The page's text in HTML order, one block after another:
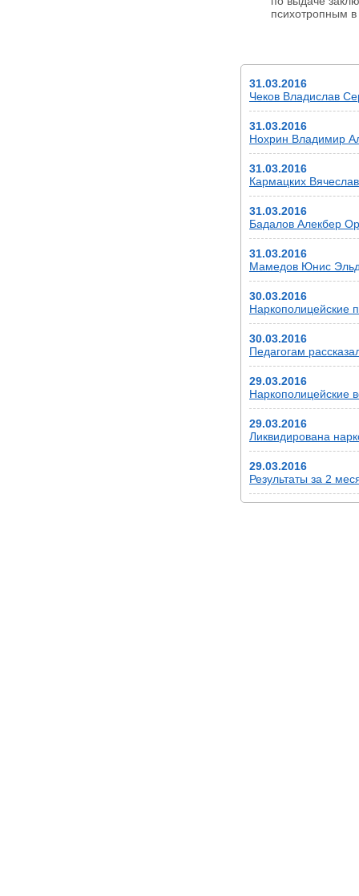
психотропным
31.03.2016
Чеков Владислав
31.03.2016
Нохрин Владимир
31.03.2016
Кармацких
31.03.2016
Бадалов Алекбер
31.03.2016
Мамедов Юнис
30.03.2016
Наркополицейские
30.03.2016
Педагогам
29.03.2016
Наркополицейские
29.03.2016
Ликвидирована
29.03.2016
Результаты за 2